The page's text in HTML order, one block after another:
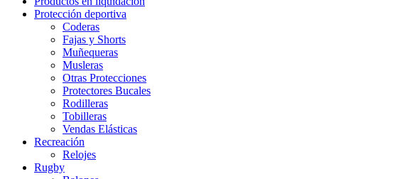
Protección deportiva
Coderas
Fajas y Shorts
Muñequeras
Musleras
Otras Protecciones
Protectores Bucales
Rodilleras
Tobilleras
Vendas Elásticas
Recreación
Relojes
Rugby